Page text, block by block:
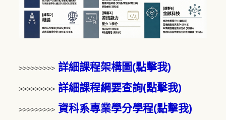
>>>>>>>>> 詳細課程架構圖(點擊我)
>>>>>>>>> 詳細課程綱要查詢(點擊我)
>>>>>>>>> 資科系專業學分學程(點擊我)